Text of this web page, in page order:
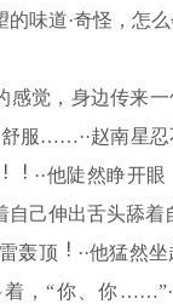
的味道·奇怪，怎
感觉，身边传来一
舒服……··赵南星
··他陡然睁开眼
自己伸出舌头舔着
轰顶
··他猛然
，“你、你